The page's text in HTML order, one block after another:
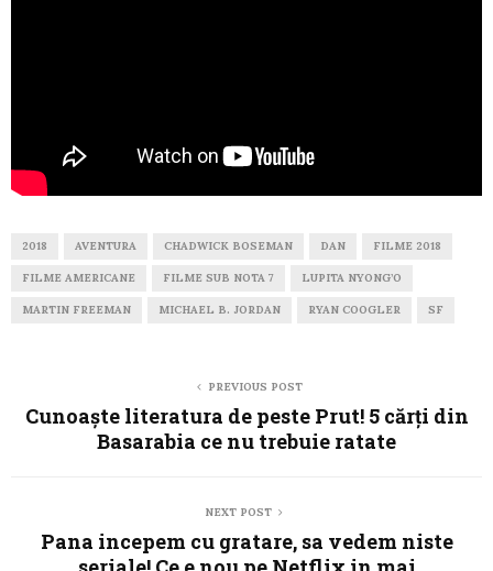
2018 AVENTURA CHADWICK BOSEMAN DAN FILME 2018
FILME AMERICANE FILME SUB NOTA 7 LUPITA NYONG’O
MARTIN FREEMAN MICHAEL B. JORDAN RYAN COOGLER SF
PREVIOUS POST
Cunoaște literatura de peste Prut! 5 cărți din
Basarabia ce nu trebuie ratate
NEXT POST
Pana incepem cu gratare, sa vedem niste